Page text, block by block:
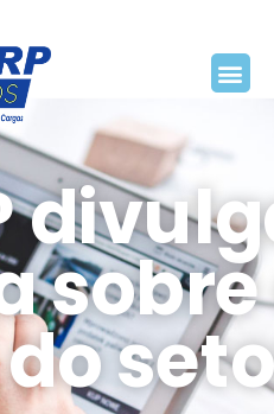
sobre